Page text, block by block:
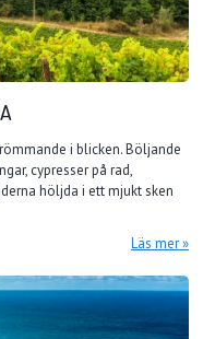
i blicken. Böljande
cypresser på rad,
höljda i ett mjukt sken
Läs mer